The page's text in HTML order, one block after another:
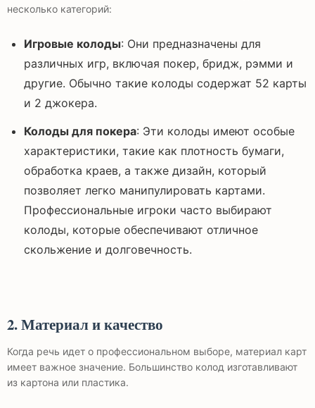
несколько категорий:
Игровые колоды: Они предназначены для
различных игр, включая покер, бридж, рэмми и
другие. Обычно такие колоды содержат 52 карты
и 2 джокера.
Колоды для покера: Эти колоды имеют особые
характеристики, такие как плотность бумаги,
обработка краев, а также дизайн, который
позволяет легко манипулировать картами.
Профессиональные игроки часто выбирают
колоды, которые обеспечивают отличное
скольжение и долговечность.
2. Материал и качество
Когда речь идет о профессиональном выборе, материал карт
имеет важное значение. Большинство колод изготавливают
из картона или пластика.